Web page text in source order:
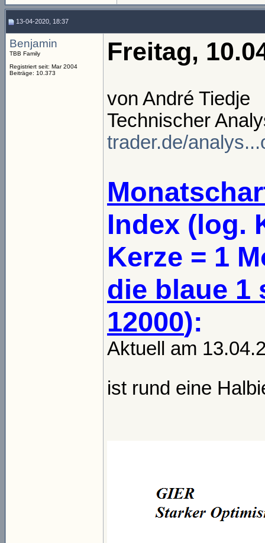
13-04-2020, 18:37
Benjamin
TBB Family
Registriert seit: Mar 2004
Beiträge: 10.373
Freitag,
von André Tiedje
Technischer
trader.de/
Index (log.
Kerze = 1
die blaue 1
12000):
Aktuell am
ist rund eine